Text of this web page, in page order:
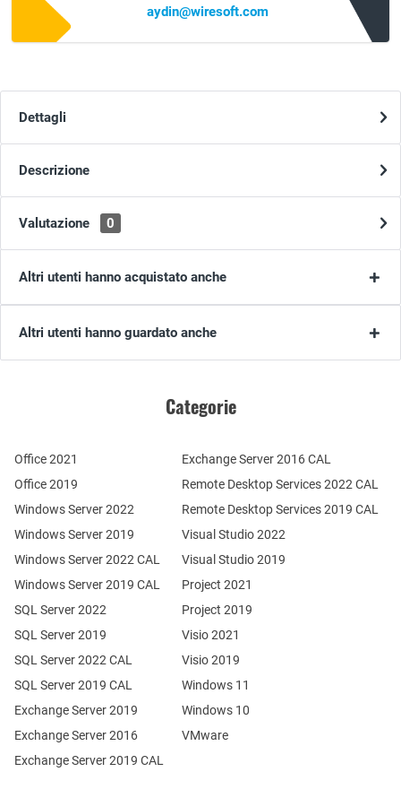
aydin@wiresoft.com
Dettagli
Descrizione
Valutazione 0
Altri utenti hanno acquistato anche
Altri utenti hanno guardato anche
Categorie
Office 2021
Office 2019
Windows Server 2022
Windows Server 2019
Exchange Server 2019
Exchange Server 2016
SQL Server 2022
SQL Server 2019
Windows Server 2022 CAL
Windows Server 2019 CAL
SQL Server 2022 CAL
SQL Server 2019 CAL
Remote Desktop Services 2022 CAL
Remote Desktop Services 2019 CAL
Exchange Server 2019 CAL
Exchange Server 2016 CAL
Visual Studio 2022
Visual Studio 2019
Project 2021
Project 2019
Visio 2021
Visio 2019
Windows 11
Windows 10
VMware